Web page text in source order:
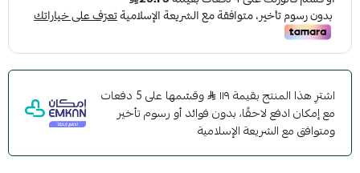
اشترِ هذا المنتج بقيمة ١١٩
وقسّمها على 5 دفعات
مع إمكان ادفع لاحقًا، بدون فوائد أو رسوم تأخير
ومتوافق مع الشريعة الإسلامية